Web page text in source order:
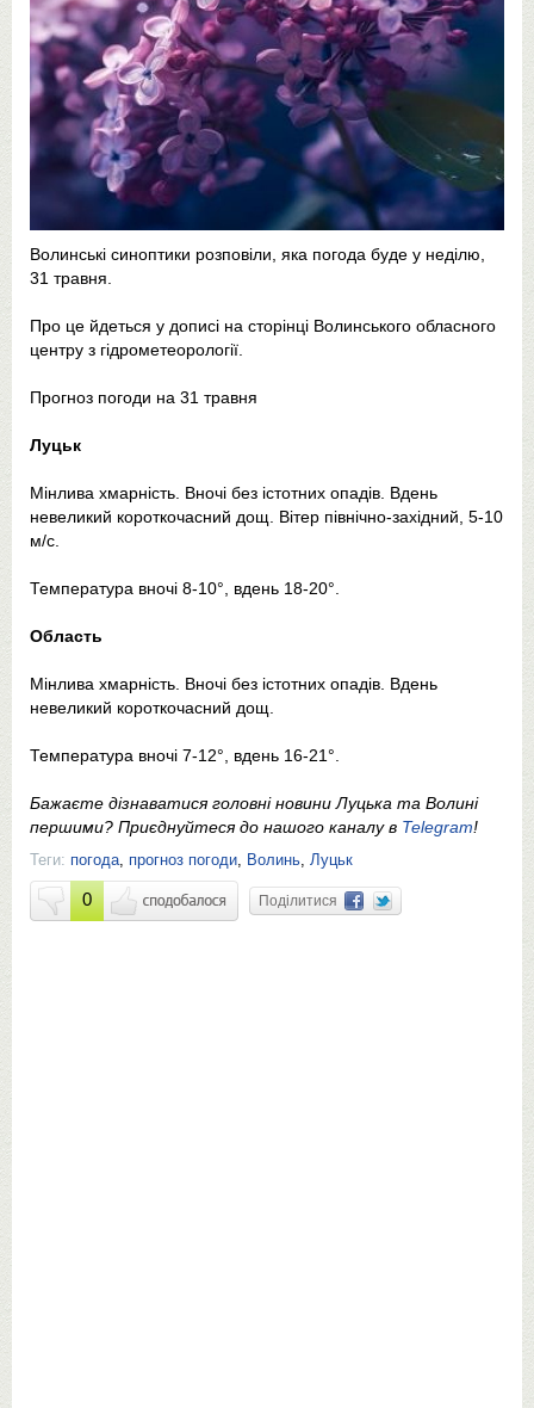
Волинські синоптики розповіли, яка погода буде у неділю,
31 травня.
Про це йдеться у дописі на сторінці Волинського обласного
центру з гідрометеорології.
Прогноз погоди на 31 травня
Луцьк
Мінлива хмарність. Вночі без істотних опадів. Вдень
невеликий короткочасний дощ. Вітер північно-західний, 5-10
м/с.
Температура вночі 8-10°, вдень 18-20°.
Область
Мінлива хмарність. Вночі без істотних опадів. Вдень
невеликий короткочасний дощ.
Температура вночі 7-12°, вдень 16-21°.
Бажаєте дізнаватися головні новини Луцька та Волині
першими? Приєднуйтеся до нашого каналу в Telegram!
Теги: погода прогноз погоди Волинь Луцьк
0 Поділитися